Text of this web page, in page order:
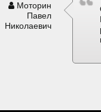
Моторин
Павел
Николаевич